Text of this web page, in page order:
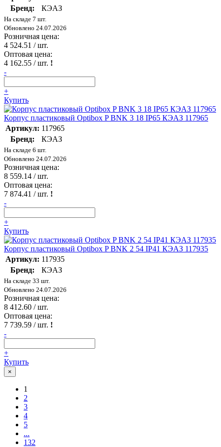
Бренд:
КЭАЗ
На складе 7 шт.
Обновлено 24.07.2026
Розничная цена:
4 524.51 / шт.
Оптовая цена:
4 162.55 / шт. !
-
+
Купить
Корпус пластиковый Optibox P BNK 3 18 IP65 КЭАЗ 117965
Артикул: 117965
Бренд:
КЭАЗ
На складе 6 шт.
Обновлено 24.07.2026
Розничная цена:
8 559.14 / шт.
Оптовая цена:
7 874.41 / шт. !
-
+
Купить
Корпус пластиковый Optibox P BNK 2 54 IP41 КЭАЗ 117935
Артикул: 117935
Бренд:
КЭАЗ
На складе 33 шт.
Обновлено 24.07.2026
Розничная цена:
8 412.60 / шт.
Оптовая цена:
7 739.59 / шт. !
-
+
Купить
×
1
2
3
4
5
...
132